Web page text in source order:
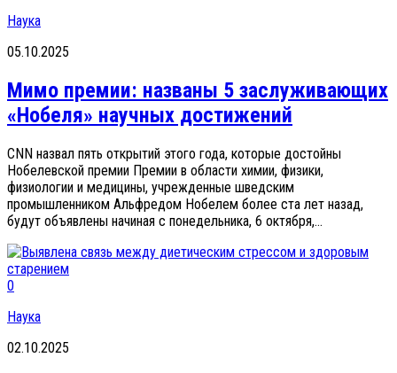
Наука
05.10.2025
Мимо премии: названы 5 заслуживающих
«Нобеля» научных достижений
CNN назвал пять открытий этого года, которые достойны
Нобелевской премии Премии в области химии, физики,
физиологии и медицины, учрежденные шведским
промышленником Альфредом Нобелем более ста лет назад,
будут объявлены начиная с понедельника, 6 октября,...
0
Наука
02.10.2025